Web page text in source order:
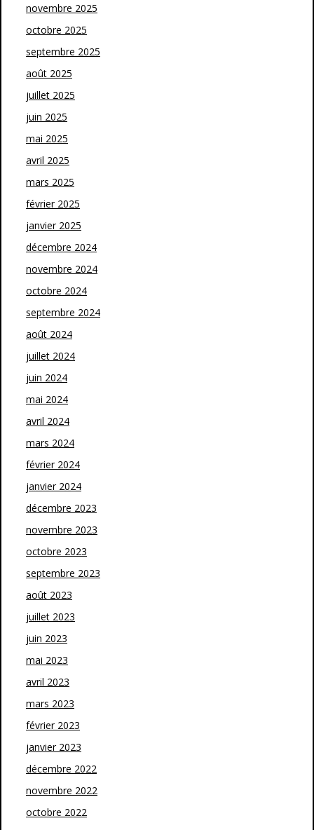
novembre 2025
octobre 2025
septembre 2025
août 2025
juillet 2025
juin 2025
mai 2025
avril 2025
mars 2025
février 2025
janvier 2025
décembre 2024
novembre 2024
octobre 2024
septembre 2024
août 2024
juillet 2024
juin 2024
mai 2024
avril 2024
mars 2024
février 2024
janvier 2024
décembre 2023
novembre 2023
octobre 2023
septembre 2023
août 2023
juillet 2023
juin 2023
mai 2023
avril 2023
mars 2023
février 2023
janvier 2023
décembre 2022
novembre 2022
octobre 2022